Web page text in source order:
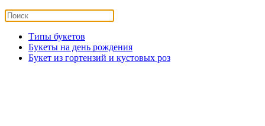
Типы букетов
Букеты на день рождения
Букет из гортензий и кустовых роз